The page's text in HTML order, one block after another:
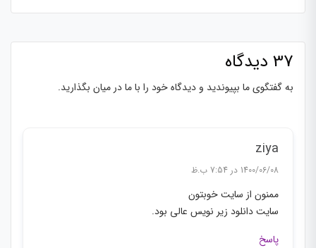
37 دیدگاه
به گفتگوی ما بپیوندید و دیدگاه خود را با ما در میان بگذارید.
ziya
1400/06/08 در 7:54 ب.ظ
ممنون از سایت خوبتون
سایت دانلود زیر نویس عالی بود.
پاسخ